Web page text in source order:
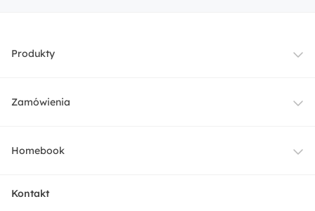
Produkty
Meble
Zamówienia
Dostawa
Homebook
O nas
Kontakt